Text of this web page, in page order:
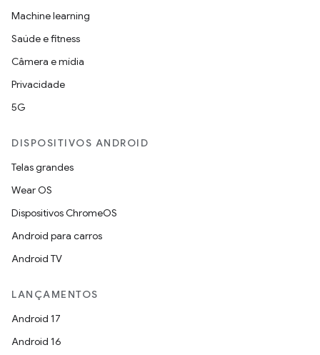
Machine learning
Saúde e fitness
Câmera e mídia
Privacidade
5G
DISPOSITIVOS ANDROID
Telas grandes
Wear OS
Dispositivos ChromeOS
Android para carros
Android TV
LANÇAMENTOS
Android 17
Android 16